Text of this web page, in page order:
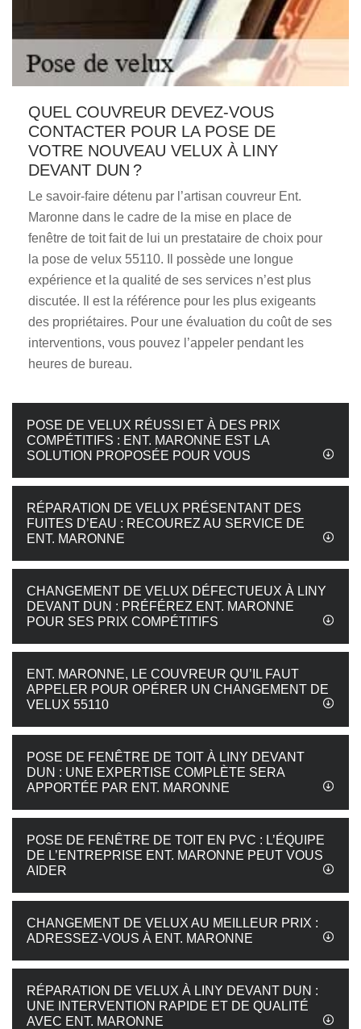
QUEL COUVREUR DEVEZ-VOUS
CONTACTER POUR LA POSE DE
VOTRE NOUVEAU VELUX À LINY
DEVANT DUN ?
Le savoir-faire détenu par l’artisan couvreur Ent.
Maronne dans le cadre de la mise en place de
fenêtre de toit fait de lui un prestataire de choix pour
la pose de velux 55110. Il possède une longue
expérience et la qualité de ses services n’est plus
discutée. Il est la référence pour les plus exigeants
des propriétaires. Pour une évaluation du coût de ses
interventions, vous pouvez l’appeler pendant les
heures de bureau.
POSE DE VELUX RÉUSSI ET À DES PRIX
COMPÉTITIFS : ENT. MARONNE EST LA
SOLUTION PROPOSÉE POUR VOUS
RÉPARATION DE VELUX PRÉSENTANT DES
FUITES D’EAU : RECOUREZ AU SERVICE DE
ENT. MARONNE
CHANGEMENT DE VELUX DÉFECTUEUX À LINY
DEVANT DUN : PRÉFÉREZ ENT. MARONNE
POUR SES PRIX COMPÉTITIFS
ENT. MARONNE, LE COUVREUR QU’IL FAUT
APPELER POUR OPÉRER UN CHANGEMENT DE
VELUX 55110
POSE DE FENÊTRE DE TOIT À LINY DEVANT
DUN : UNE EXPERTISE COMPLÈTE SERA
APPORTÉE PAR ENT. MARONNE
POSE DE FENÊTRE DE TOIT EN PVC : L’ÉQUIPE
DE L’ENTREPRISE ENT. MARONNE PEUT VOUS
AIDER
CHANGEMENT DE VELUX AU MEILLEUR PRIX :
ADRESSEZ-VOUS À ENT. MARONNE
RÉPARATION DE VELUX À LINY DEVANT DUN :
UNE INTERVENTION RAPIDE ET DE QUALITÉ
AVEC ENT. MARONNE